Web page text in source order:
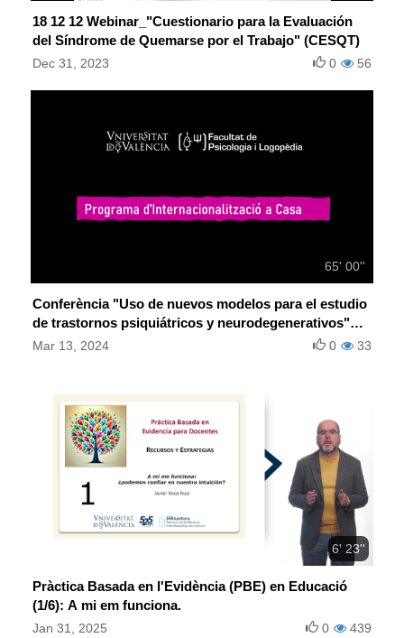
18 12 12 Webinar_"Cuestionario para la Evaluación
del Síndrome de Quemarse por el Trabajo" (CESQT)
Dec 31, 2023 56
0
65' 00''
Conferència "Uso de nuevos modelos para el estudio
de trastornos psiquiátricos y neurodegenerativos"
(Marta Pardo, UV)
Mar 13, 2024 33
0
6' 23''
Pràctica Basada en l'Evidència (PBE) en Educació
(1/6): A mi em funciona.
Jan 31, 2025 439
0